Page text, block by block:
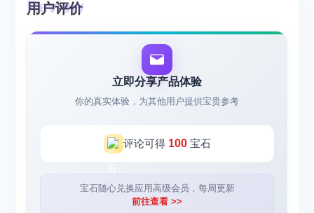
用户评价
立即分享产品体验
你的真实体验，为其他用户提供宝贵参考
评论可得 100宝石
宝石随心兑换应用高级会员，每周更新
前往查看 >>